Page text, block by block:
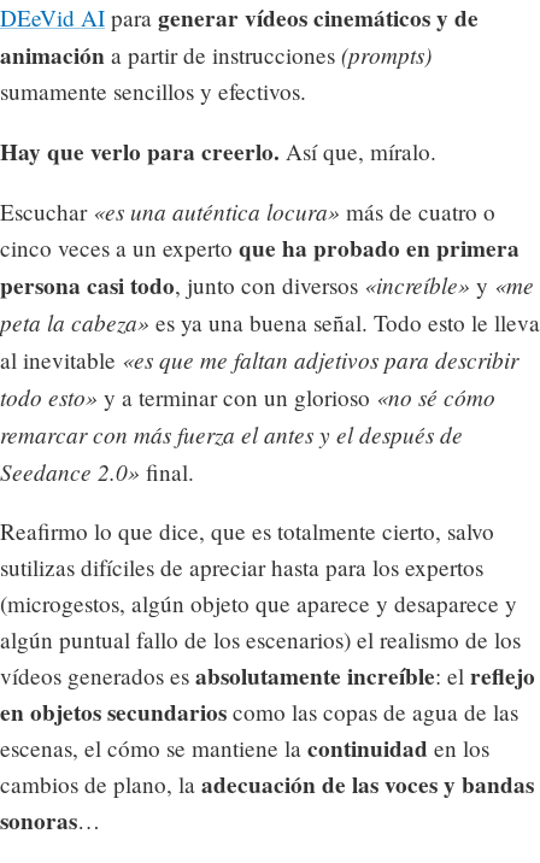
DEeVid AI para generar vídeos cinemáticos y de
animación a partir de instrucciones (prompts)
sumamente sencillos y efectivos.
Hay que verlo para creerlo. Así que, míralo.
Escuchar «es una auténtica locura» más de cuatro o
cinco veces a un experto que ha probado en primera
persona casi todo, junto con diversos «increíble» y «me
peta la cabeza» es ya una buena señal. Todo esto le lleva
al inevitable «es que me faltan adjetivos para describir
todo esto» y a terminar con un glorioso «no sé cómo
remarcar con más fuerza el antes y el después de
Seedance 2.0» final.
Reafirmo lo que dice, que es totalmente cierto, salvo
sutilizas difíciles de apreciar hasta para los expertos
(microgestos, algún objeto que aparece y desaparece y
algún puntual fallo de los escenarios) el realismo de los
vídeos generados es absolutamente increíble: el reflejo
en objetos secundarios como las copas de agua de las
escenas, el cómo se mantiene la continuidad en los
cambios de plano, la adecuación de las voces y bandas
sonoras…